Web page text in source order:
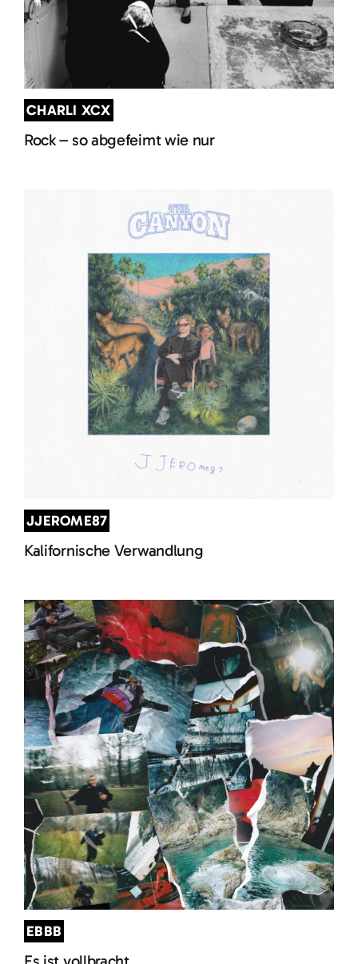
CHARLI XCX
Rock – so abgefeimt wie nur
JJEROME87
Kalifornische Verwandlung
EBBB